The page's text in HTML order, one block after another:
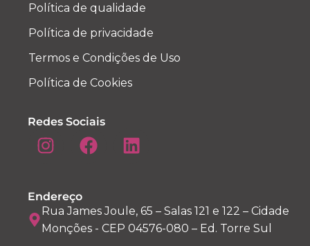
Política de qualidade
Política de privacidade
Termos e Condições de Uso
Política de Cookies
Redes Sociais
Endereço
Rua James Joule, 65 – Salas 121 e 122 – Cidade
Monções - CEP 04576-080 – Ed. Torre Sul